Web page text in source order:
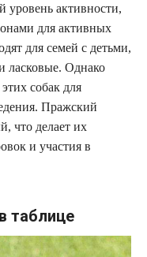
уровень активности,
для активных
для семей с детьми,
ласковые. Однако
собак для
Пражский
что делает их
и участия в
таблице